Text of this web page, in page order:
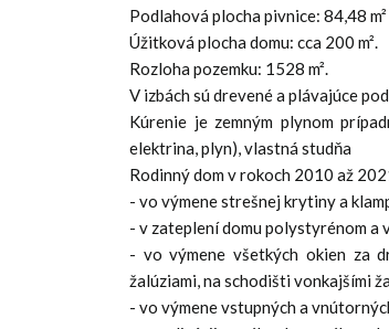
Podlahová plocha pivnice: 84,48 m²
Úžitková plocha domu: cca 200 m².
Rozloha pozemku: 1528 m².
V izbách sú drevené a plávajúce
Kúrenie je zemným plynom
elektrina, plyn), vlastná studňa
Rodinný dom v rokoch 2010 až
- vo výmene strešnej krytiny a
- v zateplení domu polystyrénom a
- vo výmene všetkých okien za
žalúziami, na schodišti vonkajšími
- vo výmene vstupných a